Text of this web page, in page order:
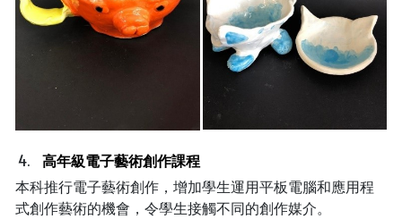
高年級電子藝術創作課程
本科推行電子藝術創作，增加學生運用平板電腦和應用程
式創作藝術的機會，令學生接觸不同的創作媒介。